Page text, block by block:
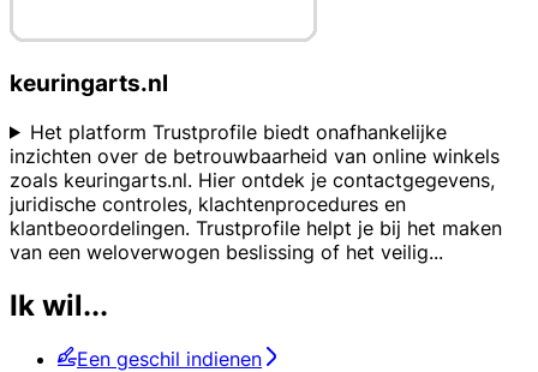
keuringarts.nl
Het platform Trustprofile biedt onafhankelijke
inzichten over de betrouwbaarheid van online winkels
zoals keuringarts.nl. Hier ontdek je contactgegevens,
juridische controles, klachtenprocedures en
klantbeoordelingen. Trustprofile helpt je bij het maken
van een weloverwogen beslissing of het veilig...
Ik wil...
Een geschil indienen